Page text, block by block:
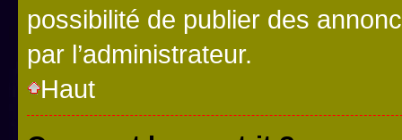
possibilité de publier des
par l’administrateur.
Haut